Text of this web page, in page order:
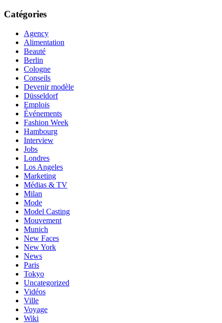
Catégories
Agency
Alimentation
Beauté
Berlin
Cologne
Conseils
Devenir modèle
Düsseldorf
Emplois
Événements
Fashion Week
Hambourg
Interview
Jobs
Londres
Los Angeles
Marketing
Médias & TV
Milan
Mode
Model Casting
Mouvement
Munich
New Faces
New York
News
Paris
Tokyo
Uncategorized
Vidéos
Ville
Voyage
Wiki